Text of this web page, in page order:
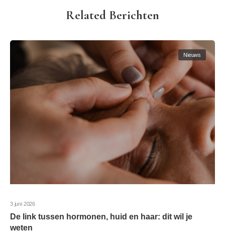
Related Berichten
3 juni 2026
Nieuws
De link tussen hormonen, huid en haar: dit wil je
weten